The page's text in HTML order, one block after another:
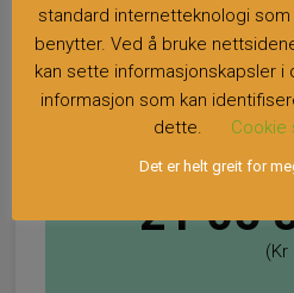
21 05
(Kr
standard internetteknologi
benytter. Ved å bruke
kan sette informasjonskapsler i
informasjon som kan
dette.
Cookie
Det er helt greit for